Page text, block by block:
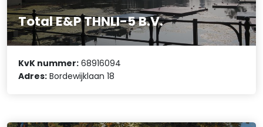
Total E&P THNLI-5 B.V.
KvK nummer: 68916094
Adres: Bordewijklaan 18